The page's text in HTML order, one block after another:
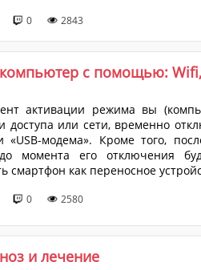
«расшарить» принтер на
для этого возможностей
0 2843
с помощью:
активации режима вы
доступа или сети, временно
«USB-модема». Кроме того,
момента его отключения
смартфон как переносное
0 2580
и лечение